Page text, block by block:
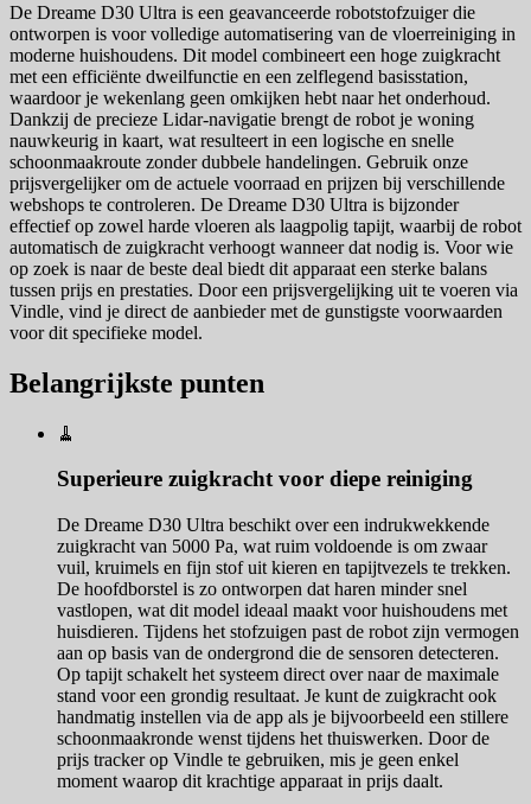
De Dreame D30 Ultra is een geavanceerde robotstofzuiger die
ontworpen is voor volledige automatisering van de vloerreiniging in
moderne huishoudens. Dit model combineert een hoge zuigkracht
met een efficiënte dweilfunctie en een zelflegend basisstation,
waardoor je wekenlang geen omkijken hebt naar het onderhoud.
Dankzij de precieze Lidar-navigatie brengt de robot je woning
nauwkeurig in kaart, wat resulteert in een logische en snelle
schoonmaakroute zonder dubbele handelingen. Gebruik onze
prijsvergelijker om de actuele voorraad en prijzen bij verschillende
webshops te controleren. De Dreame D30 Ultra is bijzonder
effectief op zowel harde vloeren als laagpolig tapijt, waarbij de robot
automatisch de zuigkracht verhoogt wanneer dat nodig is. Voor wie
op zoek is naar de beste deal biedt dit apparaat een sterke balans
tussen prijs en prestaties. Door een prijsvergelijking uit te voeren via
Vindle, vind je direct de aanbieder met de gunstigste voorwaarden
voor dit specifieke model.
Belangrijkste punten
🧹
Superieure zuigkracht voor diepe reiniging
De Dreame D30 Ultra beschikt over een indrukwekkende
zuigkracht van 5000 Pa, wat ruim voldoende is om zwaar
vuil, kruimels en fijn stof uit kieren en tapijtvezels te trekken.
De hoofdborstel is zo ontworpen dat haren minder snel
vastlopen, wat dit model ideaal maakt voor huishoudens met
huisdieren. Tijdens het stofzuigen past de robot zijn vermogen
aan op basis van de ondergrond die de sensoren detecteren.
Op tapijt schakelt het systeem direct over naar de maximale
stand voor een grondig resultaat. Je kunt de zuigkracht ook
handmatig instellen via de app als je bijvoorbeeld een stillere
schoonmaakronde wenst tijdens het thuiswerken. Door de
prijs tracker op Vindle te gebruiken, mis je geen enkel
moment waarop dit krachtige apparaat in prijs daalt.